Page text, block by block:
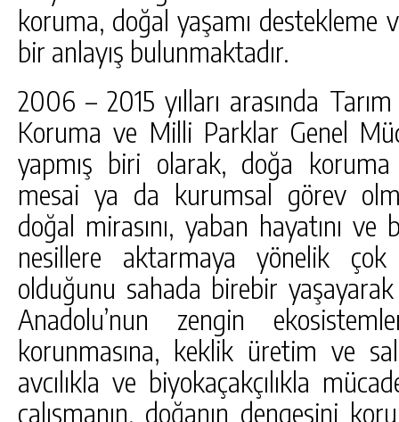
koruma, doğal yaşamı destekleme
bir anlayış bulunmaktadır.
2006 – 2015 yılları arasında
Koruma ve Milli Parklar Genel
yapmış biri olarak, doğa koruma
mesai ya da kurumsal görev
doğal mirasını, yaban hayatını
nesillere aktarmaya yönelik
olduğunu sahada birebir
Anadolu’nun zengin
korunmasına, keklik üretim ve
avcılıkla ve biyokaçakçılıkla
çalışmanın, doğanın dengesini